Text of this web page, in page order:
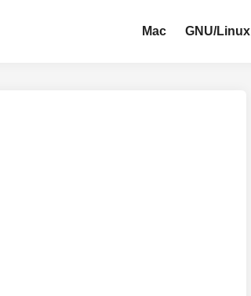
Mac GNU/Linux